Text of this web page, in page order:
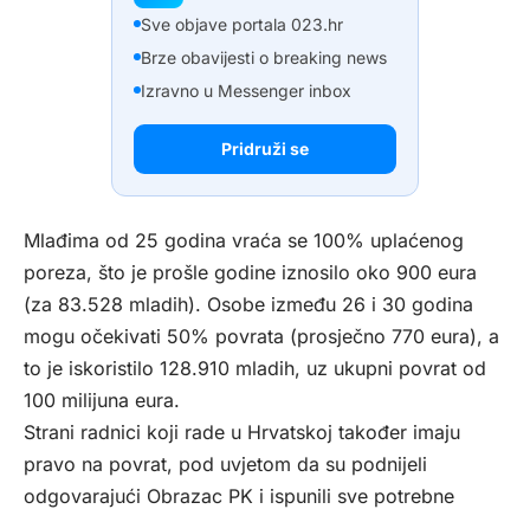
Sve objave portala 023.hr
Brze obavijesti o breaking news
Izravno u Messenger inbox
Pridruži se
Mlađima od 25 godina vraća se 100% uplaćenog
poreza, što je prošle godine iznosilo oko 900 eura
(za 83.528 mladih). Osobe između 26 i 30 godina
mogu očekivati 50% povrata (prosječno 770 eura), a
to je iskoristilo 128.910 mladih, uz ukupni povrat od
100 milijuna eura.
Strani radnici koji rade u Hrvatskoj također imaju
pravo na povrat, pod uvjetom da su podnijeli
odgovarajući Obrazac PK i ispunili sve potrebne